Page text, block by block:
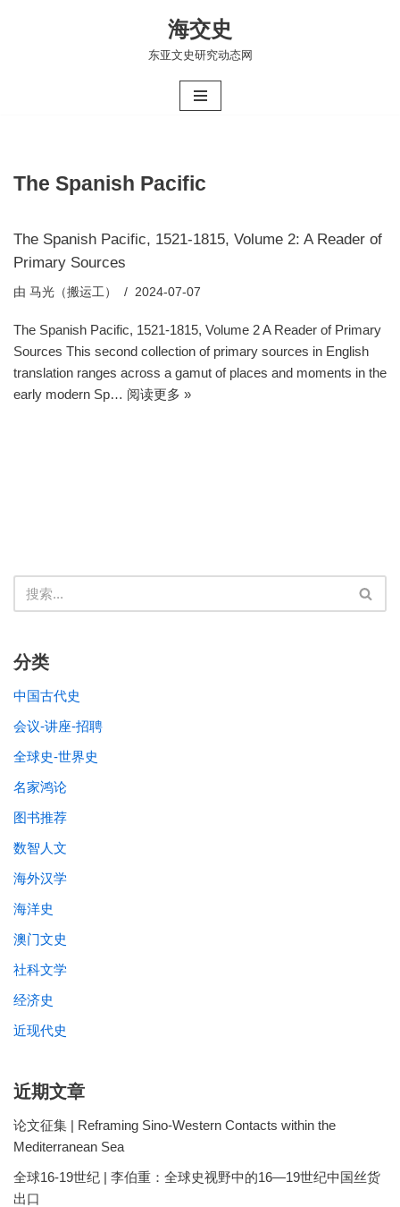
海交史
东亚文史研究动态网
The Spanish Pacific
The Spanish Pacific, 1521-1815, Volume 2: A Reader of
Primary Sources
由 马光（搬运工） 2024-07-07
The Spanish Pacific, 1521-1815, Volume 2 A Reader of Primary
Sources This second collection of primary sources in English
translation ranges across a gamut of places and moments in the
early modern Sp… 阅读更多 »
分类
中国古代史
会议-讲座-招聘
全球史-世界史
名家鸿论
图书推荐
数智人文
海外汉学
海洋史
澳门文史
社科文学
经济史
近现代史
近期文章
论文征集 | Reframing Sino-Western Contacts within the
Mediterranean Sea
全球16-19世纪 | 李伯重：全球史视野中的16—19世纪中国丝货
出口